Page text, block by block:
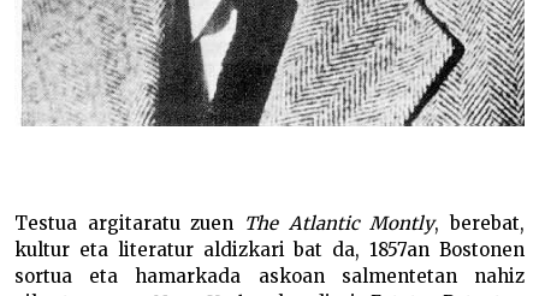
Testua argitaratu zuen The Atlantic Montly, berebat,
kultur eta literatur aldizkari bat da, 1857an Bostonen
sortua eta hamarkada askoan salmentetan nahiz